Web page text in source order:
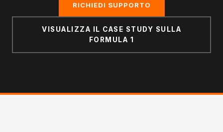
RICHIEDI SUPPORTO
VISUALIZZA IL CASE STUDY SULLA
FORMULA 1